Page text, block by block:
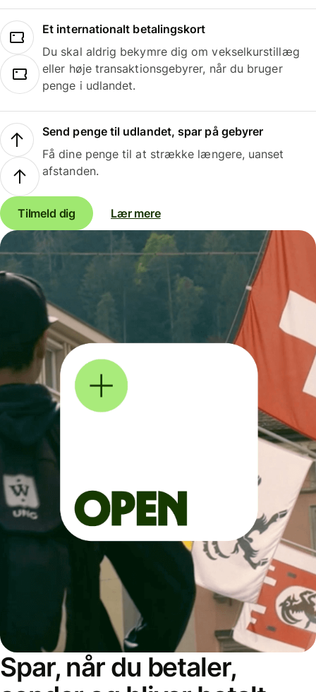
Et internationalt betalingskort
Du skal aldrig bekymre dig om vekselkurstillæg
eller høje transaktionsgebyrer, når du bruger
penge i udlandet.
Send penge til udlandet, spar på gebyrer
Få dine penge til at strække længere, uanset
afstanden.
Tilmeld dig Lær mere
Spar, når du betaler,